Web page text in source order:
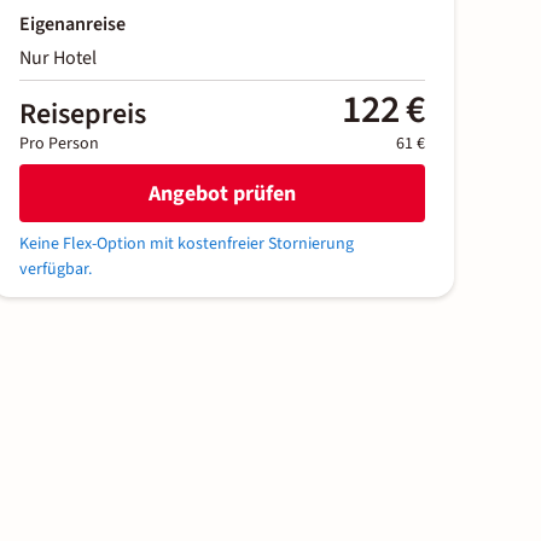
Eigenanreise
Nur Hotel
Reisepreis 122 €
Pro Person 61 €
Angebot prüfen
Keine Flex-Option mit kostenfreier Stornierung
verfügbar.